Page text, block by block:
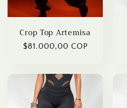
Crop Top Artemisa
Regular
$81.000,00 COP